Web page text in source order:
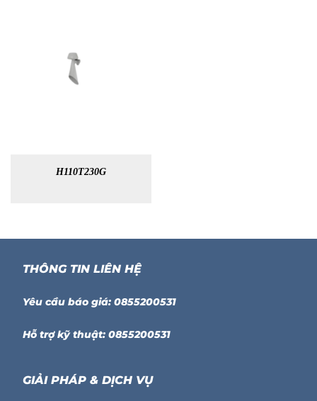
H110T230G
THÔNG TIN LIÊN HỆ
Yêu cầu báo giá: 0855200531
Hỗ trợ kỹ thuật: 0855200531
GIẢI PHÁP & DỊCH VỤ